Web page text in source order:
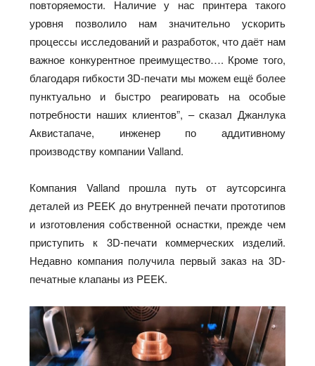
повторяемости. Наличие у нас принтера такого
уровня позволило нам значительно ускорить
процессы исследований и разработок, что даёт нам
важное конкурентное преимущество…. Кроме того,
благодаря гибкости 3D-печати мы можем ещё более
пунктуально и быстро реагировать на особые
потребности наших клиентов”, – сказал Джанлука
Аквистапаче, инженер по аддитивному
производству компании Valland.
Компания Valland прошла путь от аутсорсинга
деталей из PEEK до внутренней печати прототипов
и изготовления собственной оснастки, прежде чем
приступить к 3D-печати коммерческих изделий.
Недавно компания получила первый заказ на 3D-
печатные клапаны из PEEK.